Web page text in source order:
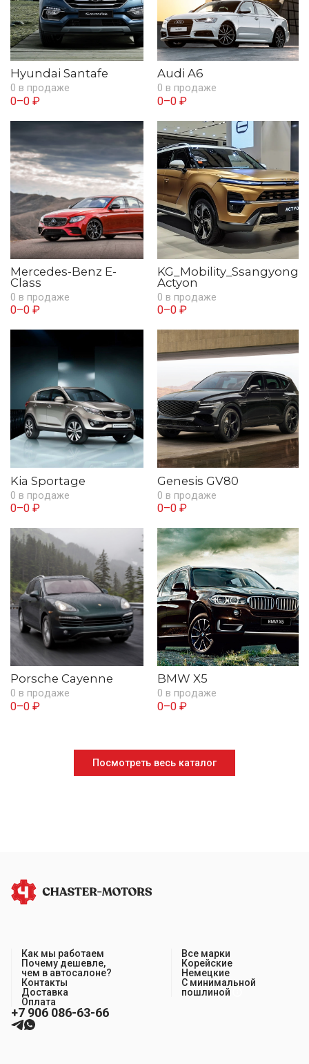
Hyundai Santafe
0 в продаже
0–0 ₽
Audi A6
0 в продаже
0–0 ₽
Mercedes-Benz E-
Class
0 в продаже
0–0 ₽
KG_Mobility_Ssangyong
Actyon
0 в продаже
0–0 ₽
Kia Sportage
0 в продаже
0–0 ₽
Genesis GV80
0 в продаже
0–0 ₽
Porsche Cayenne
0 в продаже
0–0 ₽
BMW X5
0 в продаже
0–0 ₽
Посмотреть весь каталог
Как мы работаем
Почему дешевле,
чем в автосалоне?
Контакты
Доставка
Оплата
Все марки
Корейские
Немецкие
С минимальной
пошлиной
+7 906 086-63-66